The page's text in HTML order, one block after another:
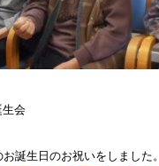
会
誕生日のお祝いをしました。